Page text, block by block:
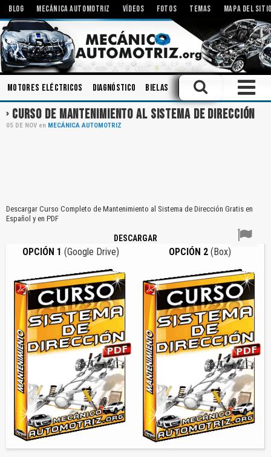
BLOG MECÁNICA AUTOMOTRIZ VÍDEOS FOTOS TEMAS MAPA DEL
Motores Eléctricos Diagnóstico Bielas Componentes
CURSO DE MANTENIMIENTO AL SISTEMA DE DIRECCIÓN
05 DE NOV en MECÁNICA AUTOMOTRIZ
Descargar Curso Completo de Mantenimiento al Sistema de Dirección Gratis en
Español y en PDF
DESCARGAR
OPCIÓN 1 (Google Drive) OPCIÓN 2(Box)